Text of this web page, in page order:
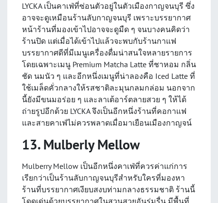
LYCKA เป็นคาเฟ่ที่ซ่อนตัวอยู่ในตัวเมืองกาญจนบุรี ซึ่ง
อาจจะดูเหมือนร้านลับกาญจนบุรี เพราะบรรยากาศ
หน้าร้านที่มองเข้าไปอาจจะดูมืด ๆ จนบางคนคิดว่า
ร้านปิด แต่เมื่อได้เข้าไปแล้วจะพบกับร้านกาแฟ
บรรยากาศดีที่มีเมนูเครื่องดื่มน่าสนใจหลายรายการ
โดยเฉพาะเมนู Premium Matcha Latte ที่ชาหอม กลิ่น
ชัด นมนัว ๆ และอีกหนึ่งเมนูที่น่าลองคือ Iced Latte ที่
ใช้เมล็ดคั่วกลางให้รสชาติละมุนกลมกล่อม นอกจาก
นี้ยังมีขนมอร่อย ๆ และลาเต้อาร์ตลายสวย ๆ ให้ได้
ถ่ายรูปอีกด้วย LYCKA จึงเป็นอีกหนึ่งร้านที่คอกาแฟ
และสายคาเฟ่ไม่ควรพลาดเมื่อมาเยือนเมืองกาญจน์
13. Mulberly Mellow
Mulberry Mellow เป็นอีกหนึ่งคาเฟ่ที่ควรค่าแก่การ
เรียกว่าเป็นร้านลับกาญจนบุรีสำหรับใครที่มองหา
ร้านที่บรรยากาศเงียบสงบท่ามกลางธรรมชาติ ร้านนี้
โดดเด่นด้วยบรรยากาศในสวนสวยอันร่มรื่น มีพื้นที่